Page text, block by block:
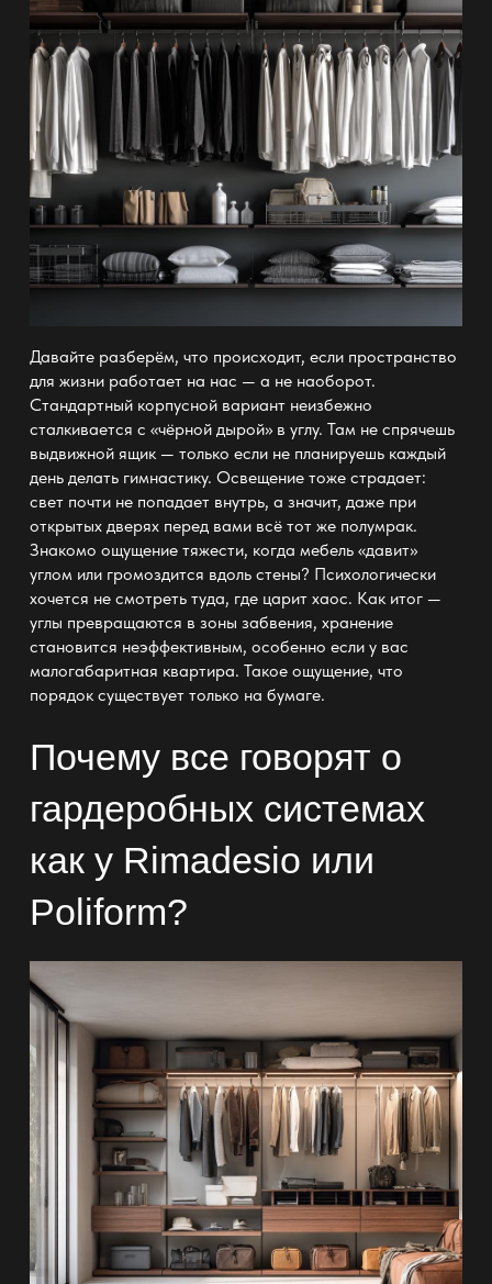
Давайте разберём, что происходит, если пространство
для жизни работает на нас — а не наоборот.
Стандартный корпусной вариант неизбежно
сталкивается с «чёрной дырой» в углу. Там не спрячешь
выдвижной ящик — только если не планируешь каждый
день делать гимнастику. Освещение тоже страдает:
свет почти не попадает внутрь, а значит, даже при
открытых дверях перед вами всё тот же полумрак.
Знакомо ощущение тяжести, когда мебель «давит»
углом или громоздится вдоль стены? Психологически
хочется не смотреть туда, где царит хаос. Как итог —
углы превращаются в зоны забвения, хранение
становится неэффективным, особенно если у вас
малогабаритная квартира. Такое ощущение, что
порядок существует только на бумаге.
Почему все говорят о
гардеробных системах
как у Rimadesio или
Poliform?